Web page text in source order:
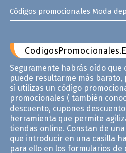
Códigos promocionales Moda
Seguramente habrás oído
puede resultarme más barato,
si utilizas un código
promocionales ( también
descuento, cupones
herramienta que permite
tiendas online. Constan de
que introducir en una casilla
para ello en los formularios